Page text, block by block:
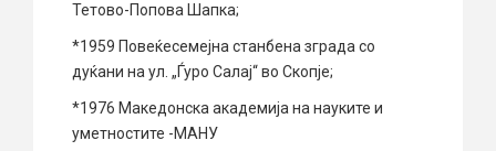
Тетово-Попова Шапка;
*1959 Повеќесемејна станбена зграда со
дуќани на ул. „Ѓуро Салај“ во Скопје;
*1976 Македонска академија на науките и
уметностите -МАНУ